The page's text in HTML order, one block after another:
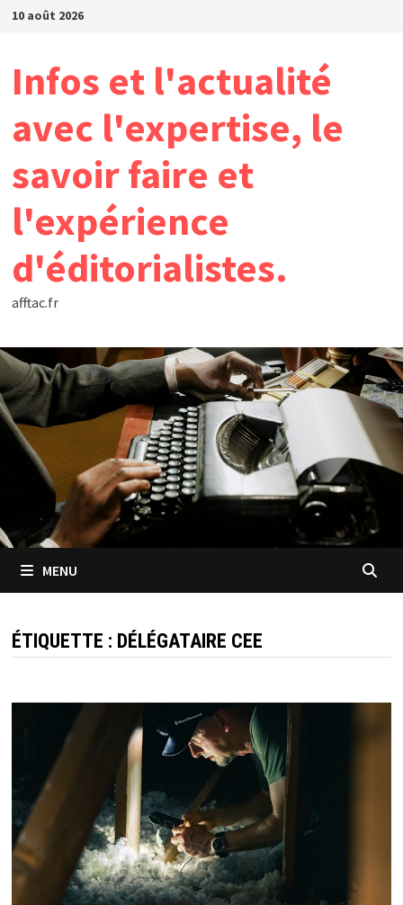
Passer
10 août 2026
Infos et l'actualité
avec l'expertise, le
savoir faire et
l'expérience
d'éditorialistes.
afftac.fr
MENU
ÉTIQUETTE : DÉLÉGATAIRE CEE